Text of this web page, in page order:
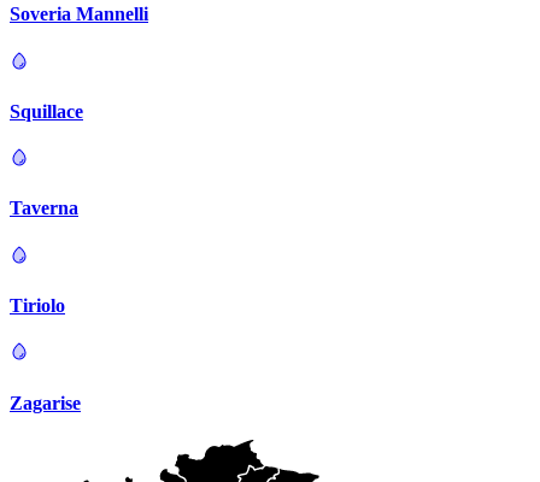
Soveria Mannelli
Squillace
Taverna
Tiriolo
Zagarise